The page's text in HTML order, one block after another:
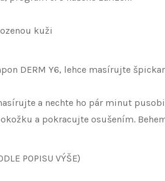
kuži
DERM Y6, lehce masírujte
a nechte ho pár minut
a pokracujte osušením.
POPISU VÝŠE)